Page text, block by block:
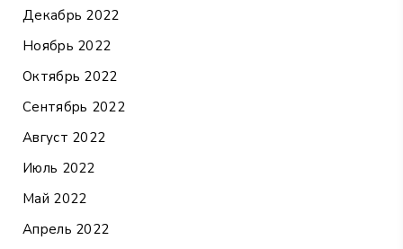
Декабрь 2022
Ноябрь 2022
Октябрь 2022
Сентябрь 2022
Август 2022
Июль 2022
Май 2022
Апрель 2022